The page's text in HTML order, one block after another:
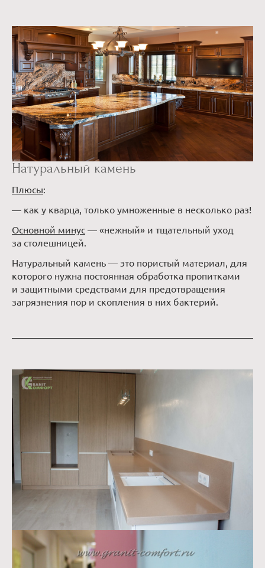
Натуральный камень
Плюсы:
— как у кварца, только умноженные в несколько раз!
Основной минус — «нежный» и тщательный уход
за столешницей.
Натуральный камень — это пористый материал, для
которого нужна постоянная обработка пропитками
и защитными средствами для предотвращения
загрязнения пор и скопления в них бактерий.